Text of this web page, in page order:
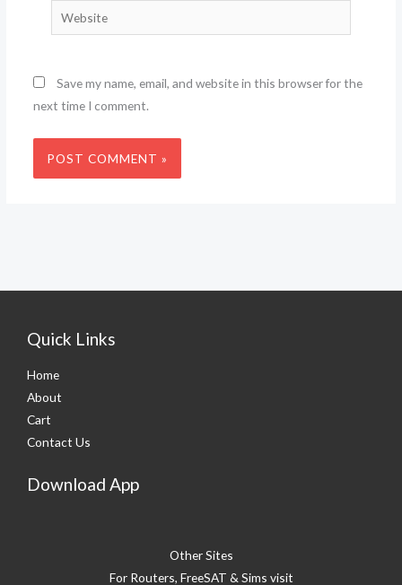
Website
Save my name, email, and website in this browser for the
next time I comment.
Quick Links
Home
About
Cart
Contact Us
Download App
Other Sites
For Routers, FreeSAT & Sims visit